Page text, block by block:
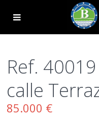
Ref.
calle
85.000 €